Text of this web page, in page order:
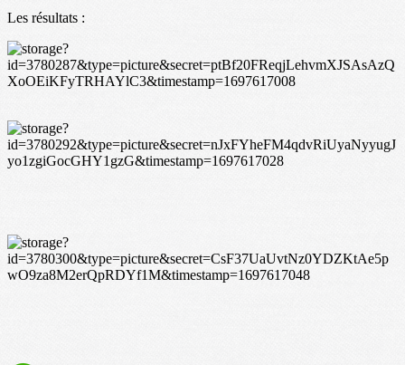
Les résultats :